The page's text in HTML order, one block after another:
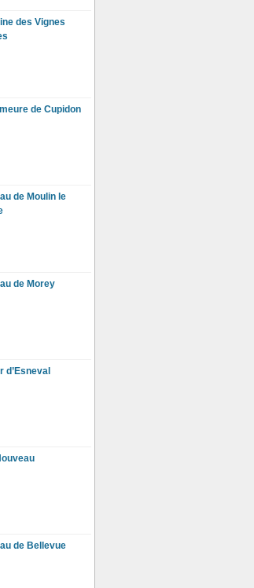
des Vignes
de Cupidon
de Moulin le
de Morey
d’Esneval
de Bellevue